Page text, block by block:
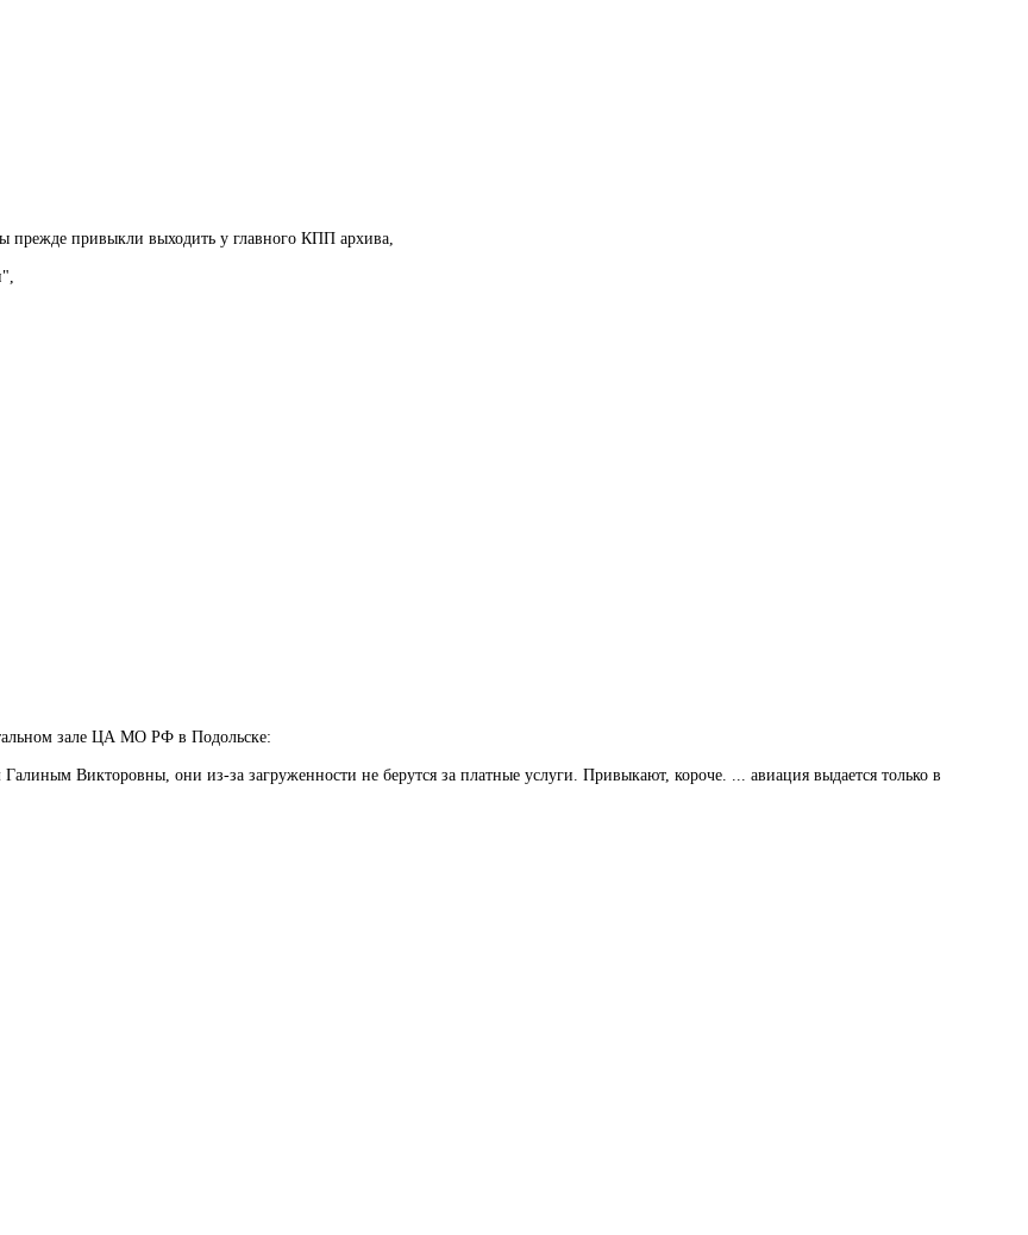
прежде привыкли выходить у главного КПП архива,
зале ЦА МО РФ в Подольске:
Викторовны, они из-за загруженности не берутся за платные услуги. Привыкают, короче. ... авиация выдается только в